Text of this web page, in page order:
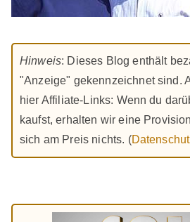
Hinweis: Dieses Blog enthält
"Anzeige" gekennzeichnet sind.
hier Affiliate-Links: Wenn du
kaufst, erhalten wir eine
sich am Preis nichts. (